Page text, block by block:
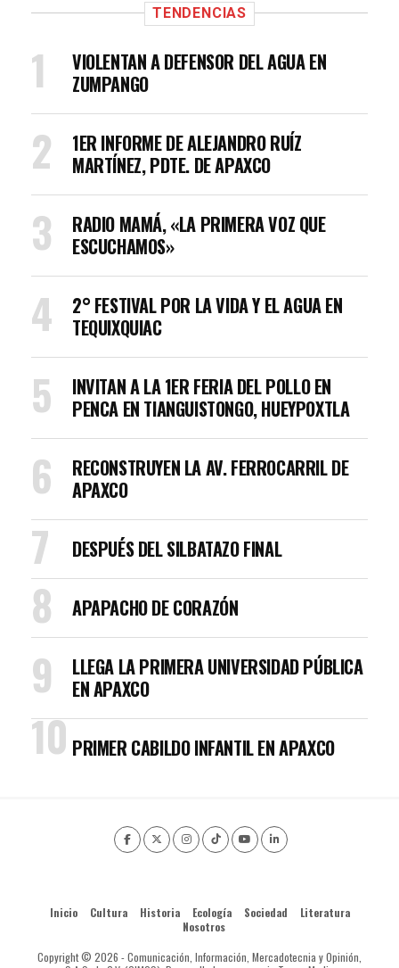
TENDENCIAS
VIOLENTAN A DEFENSOR DEL AGUA EN
ZUMPANGO
1ER INFORME DE ALEJANDRO RUÍZ
MARTÍNEZ, PDTE. DE APAXCO
RADIO MAMÁ, «LA PRIMERA VOZ QUE
ESCUCHAMOS»
2° FESTIVAL POR LA VIDA Y EL AGUA EN
TEQUIXQUIAC
INVITAN A LA 1ER FERIA DEL POLLO EN
PENCA EN TIANGUISTONGO, HUEYPOXTLA
RECONSTRUYEN LA AV. FERROCARRIL DE
APAXCO
DESPUÉS DEL SILBATAZO FINAL
APAPACHO DE CORAZÓN
LLEGA LA PRIMERA UNIVERSIDAD PÚBLICA
EN APAXCO
PRIMER CABILDO INFANTIL EN APAXCO
Inicio Cultura Historia Ecología Sociedad
Literatura
Nosotros
Copyright © 2026 - Comunicación, Información, Mercadotecnia y Opinión,